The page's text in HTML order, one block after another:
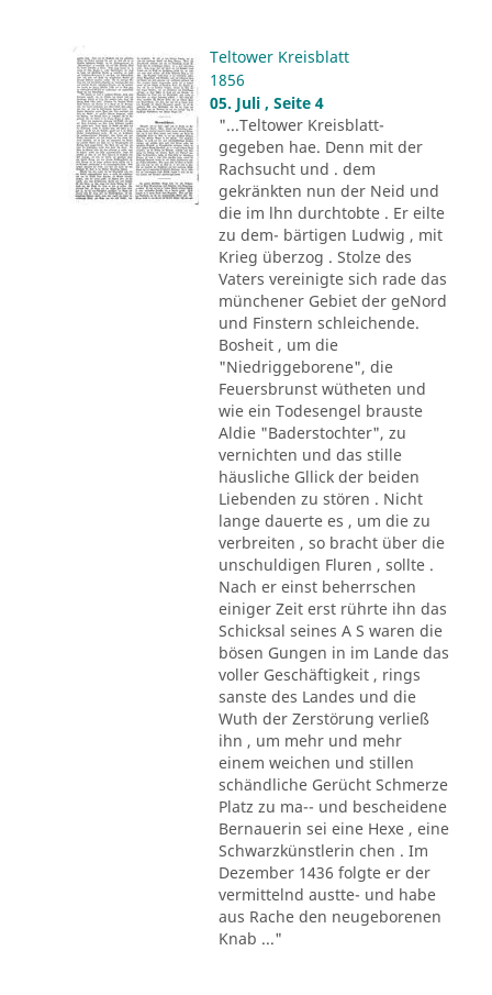
Teltower Kreisblatt
1856
05. Juli , Seite 4
"...Teltower Kreisblatt-
gegeben hae. Denn mit der
Rachsucht und . dem
gekränkten nun der Neid und
die im lhn durchtobte . Er eilte
zu dem- bärtigen Ludwig , mit
Krieg überzog . Stolze des
Vaters vereinigte sich rade das
münchener Gebiet der geNord
und Finstern schleichende.
Bosheit , um die
"Niedriggeborene", die
Feuersbrunst wütheten und
wie ein Todesengel brauste
Aldie "Baderstochter", zu
vernichten und das stille
häusliche Gllick der beiden
Liebenden zu stören . Nicht
lange dauerte es , um die zu
verbreiten , so bracht über die
unschuldigen Fluren , sollte .
Nach er einst beherrschen
einiger Zeit erst rührte ihn das
Schicksal seines A S waren die
bösen Gungen in im Lande das
voller Geschäftigkeit , rings
sanste des Landes und die
Wuth der Zerstörung verließ
ihn , um mehr und mehr
einem weichen und stillen
schändliche Gerücht Schmerze
Platz zu ma-- und bescheidene
Bernauerin sei eine Hexe , eine
Schwarzkünstlerin chen . Im
Dezember 1436 folgte er der
vermittelnd austte- und habe
aus Rache den neugeborenen
Knab ..."